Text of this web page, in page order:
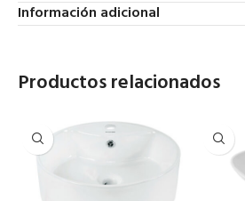
Información adicional
Productos relacionados